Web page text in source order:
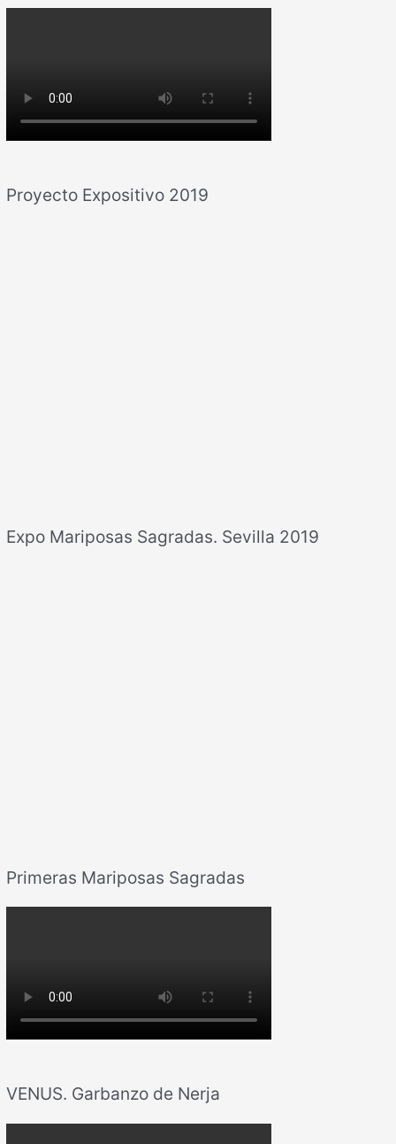
Proyecto Expositivo 2019
Expo Mariposas Sagradas. Sevilla 2019
Primeras Mariposas Sagradas
VENUS. Garbanzo de Nerja